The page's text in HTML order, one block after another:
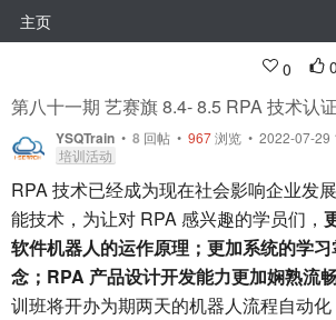
主页
0 0
第八十一期 艺赛旗 8.4- 8.5 RPA 技术认
YSQTrain • 8 回帖 • 967浏览 • 2022-07-29
培训活动
RPA 技术已经成为现在社会影响企业发
能技术，为让对 RPA 感兴趣的学员们，
软件机器人的运作原理；更加系统的学
念；RPA 产品设计开发能力更加娴熟流
训班将开办为期两天的机器人流程自动化